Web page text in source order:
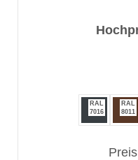
RAL
7016
RAL
8011